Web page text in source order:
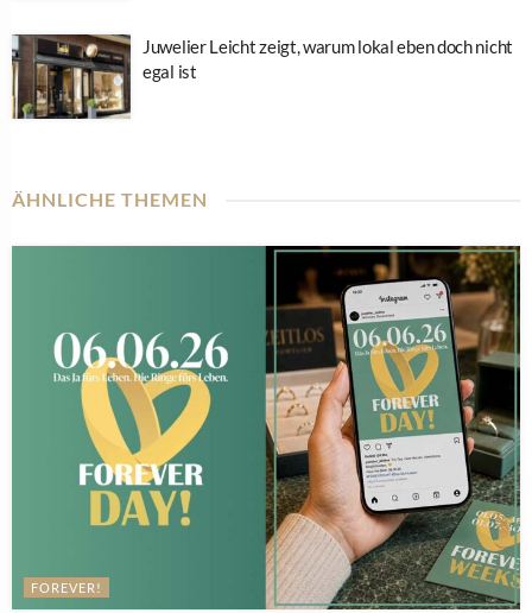
Juwelier Leicht zeigt, warum lokal eben doch nicht
egal ist
ÄHNLICHE THEMEN
FOREVER!